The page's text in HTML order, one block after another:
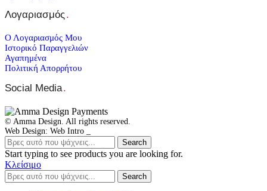
Λογαριασμός.
Ο Λογαριασμός Μου
Ιστορικό Παραγγελιών
Αγαπημένα
Πολιτική Απορρήτου
Social Media.
© Amma Design. All rights reserved.
Web Design: Web Intro _
Search
Start typing to see products you are looking for.
Κλείσιμο
Search